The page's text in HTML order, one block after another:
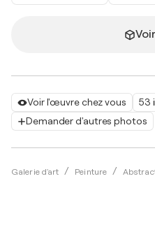
Voir l'œuvre chez vous
53
Demander d'autres photos
Galerie d'art Peinture